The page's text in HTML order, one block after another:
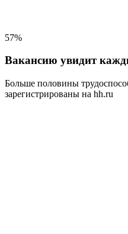
57%
Вакансию увидит
Больше половины
зарегистрированы на hh.ru